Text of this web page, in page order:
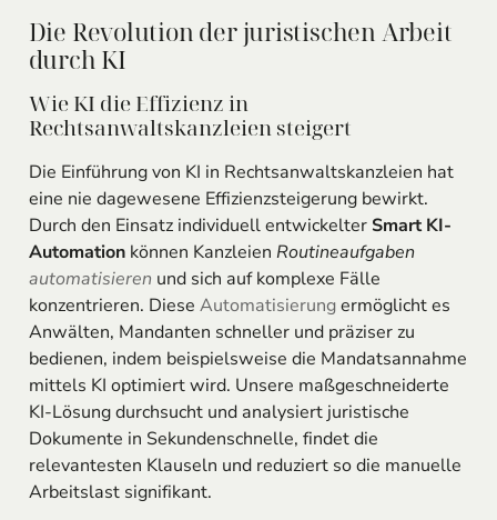
Die Revolution der juristischen Arbeit
durch KI
Wie KI die Effizienz in
Rechtsanwaltskanzleien steigert
Die Einführung von KI in Rechtsanwaltskanzleien hat
eine nie dagewesene Effizienzsteigerung bewirkt.
Durch den Einsatz individuell entwickelter Smart KI-
Automationkönnen Kanzleien Routineaufgaben
automatisieren und sich auf komplexe Fälle
konzentrieren. Diese Automatisierungermöglicht es
Anwälten, Mandanten schneller und präziser zu
bedienen, indem beispielsweise die Mandatsannahme
mittels KI optimiert wird. Unsere maßgeschneiderte
KI-Lösung durchsucht und analysiert juristische
Dokumente in Sekundenschnelle, findet die
relevantesten Klauseln und reduziert so die manuelle
Arbeitslast signifikant.